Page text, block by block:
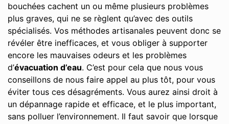
bouchées cachent un ou même plusieurs problèmes
plus graves, qui ne se règlent qu’avec des outils
spécialisés. Vos méthodes artisanales peuvent donc se
révéler être inefficaces, et vous obliger à supporter
encore les mauvaises odeurs et les problèmes
d’évacuation d’eau. C’est pour cela que nous vous
conseillons de nous faire appel au plus tôt, pour vous
éviter tous ces désagréments. Vous aurez ainsi droit à
un dépannage rapide et efficace, et le plus important,
sans polluer l’environnement. Il faut savoir que lorsque